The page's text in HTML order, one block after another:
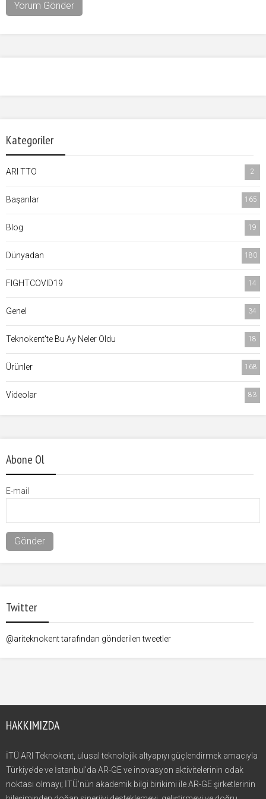
Kategoriler
ARI TTO 2
Başarılar 165
Blog 19
Dünyadan 180
FIGHTCOVID19 14
Genel 34
Teknokent'te Bu Ay Neler Oldu 18
Ürünler 168
Videolar 83
Abone Ol
E-mail
Twitter
@ariteknokent tarafından gönderilen tweetler
HAKKIMIZDA
İTÜ ARI Teknokent, ulusal teknolojik altyapıyı güçlendirmek amacıyla
Türkiye’de ve İstanbul’da AR-GE ve inovasyon aktivitelerinin odak
noktası olmayı; İTÜ’nün akademik bilgi birikimi ile AR-GE şirketlerinin